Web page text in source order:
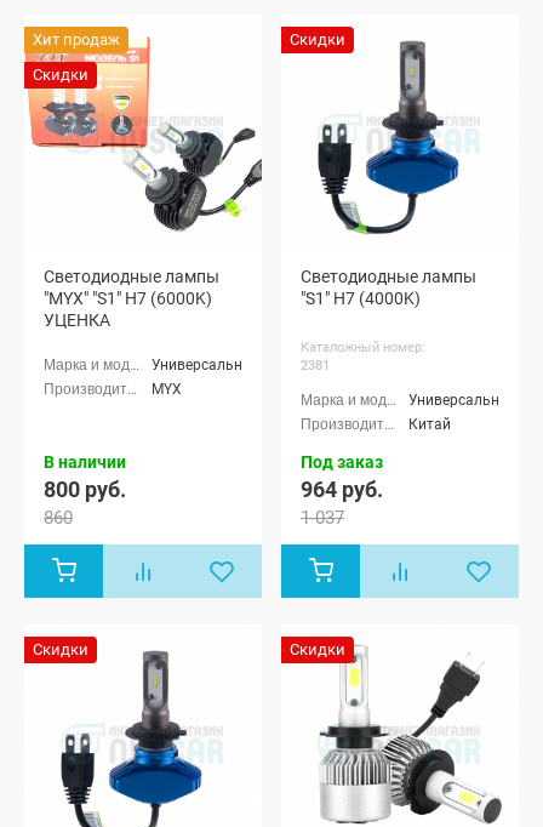
Хит продаж
Скидки
Светодиодные лампы
"MYX" "S1" H7 (6000K)
УЦЕНКА
Универсальные
MYX
В наличии
800 руб.
860
Скидки
Светодиодные лампы
"S1" H7 (4000K)
Каталожный номер:
2381
Универсальные
Китай
Под заказ
964 руб.
1 037
Скидки Скидки